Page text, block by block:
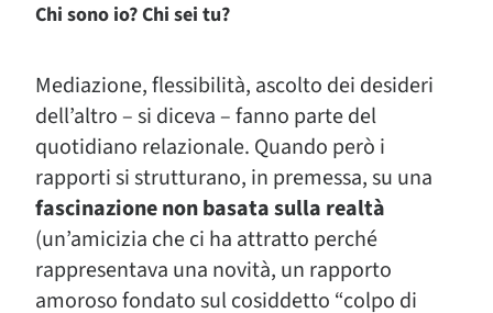
Chi sono io? Chi sei tu?
Mediazione, flessibilità, ascolto dei desideri
dell’altro – si diceva – fanno parte del
quotidiano relazionale. Quando però i
rapporti si strutturano, in premessa, su una
fascinazione non basata sulla realtà
(un’amicizia che ci ha attratto perché
rappresentava una novità, un rapporto
amoroso fondato sul cosiddetto “colpo di